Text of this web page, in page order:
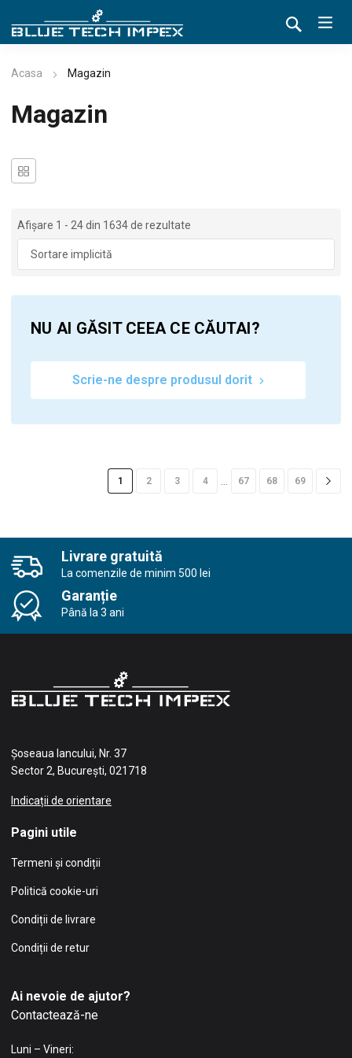
Acasa Magazin
Magazin
Afișare 1 - 24 din 1634 de rezultate
NU AI GĂSIT CEEA CE CĂUTAI?
Scrie-ne despre produsul dorit
1 2 3 4 … 67 68 69
Livrare gratuită
La comenzile de minim 500 lei
Garanție
Până la 3 ani
Șoseaua Iancului, Nr. 37
Sector 2, București, 021718
Indicații de orientare
Pagini utile
Termeni și condiții
Politică cookie-uri
Condiții de livrare
Condiții de retur
Ai nevoie de ajutor?
Contactează-ne
Luni – Vineri: